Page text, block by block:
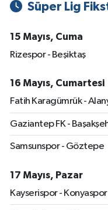
Süper Lig
15 Mayıs, Cuma
Rizespor - Beşiktaş
16 Mayıs, Cumartesi
Fatih Karagümrük -
Gaziantep FK -
Samsunspor - Göztepe
17 Mayıs, Pazar
Kayserispor - Konyaspor